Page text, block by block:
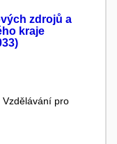
zdrojů a
kraje
pro